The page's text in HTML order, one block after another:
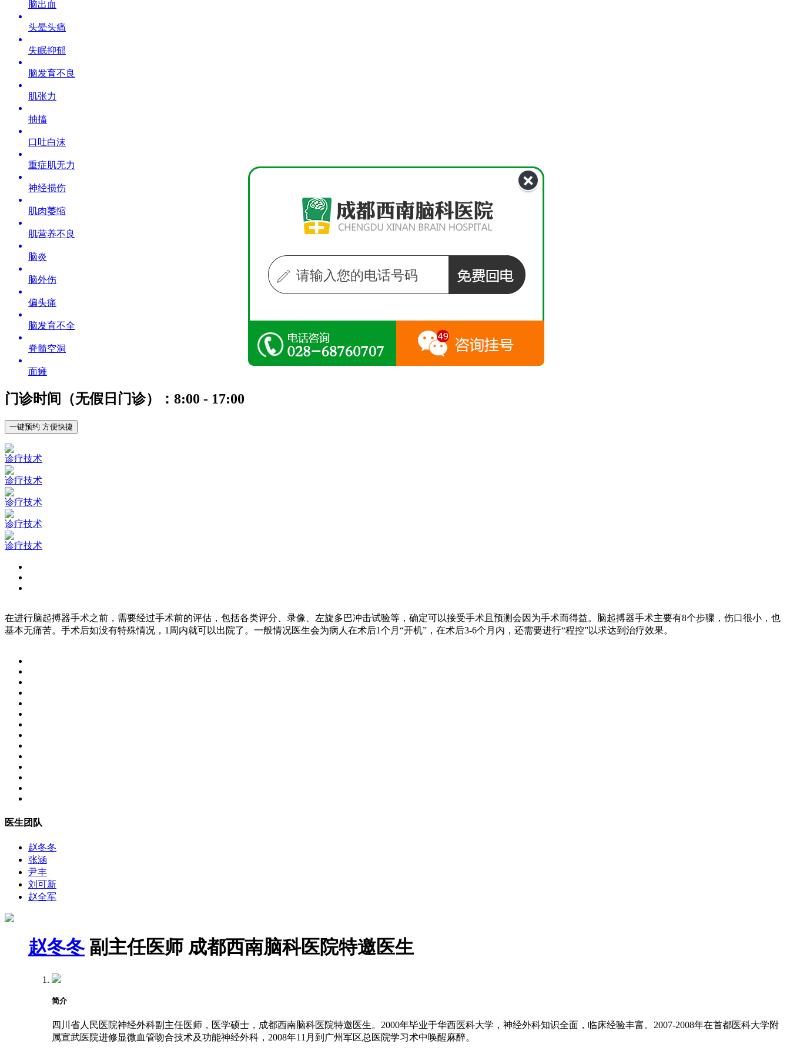
脑出血
头晕头痛
失眠抑郁
脑发育不良
肌张力
抽搐
口吐白沫
重症肌无力
神经损伤
肌肉萎缩
肌营养不良
脑炎
脑外伤
偏头痛
脑发育不全
脊髓空洞
面瘫
门诊时间（无假日门诊）：8:00 - 17:00
一键预约 方便快捷
诊疗技术
诊疗技术
诊疗技术
诊疗技术
诊疗技术
在进行脑起搏器手术之前，需要经过手术前的评估，包括各类评分、录像、左旋多巴冲击试验等，确定可以接受手术且预测会因为手术而得益。脑起搏器手术主要有8个步骤，伤口很小，也
基本无痛苦。手术后如没有特殊情况，1周内就可以出院了。一般情况医生会为病人在术后1个月“开机”，在术后3-6个月内，还需要进行“程控”以求达到治疗效果。
医生团队
赵冬冬
张涵
尹丰
刘可新
赵全军
赵冬冬 副主任医师 成都西南脑科医院特邀医生
简介
四川省人民医院神经外科副主任医师，医学硕士，成都西南脑科医院特邀医生。2000年毕业于华西医科大学，神经外科知识全面，临床经验丰富。2007-2008年在首都医科大学附
属宣武医院进修显微血管吻合技术及功能神经外科，2008年11月到广州军区总医院学习术中唤醒麻醉。